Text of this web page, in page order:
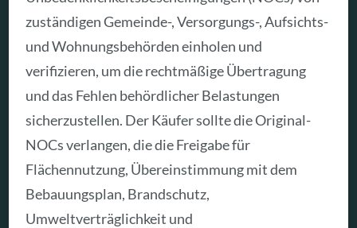
zuständigen Gemeinde-, Versorgungs-, Aufsichts-
und Wohnungsbehörden einholen und
verifizieren, um die rechtmäßige Übertragung
und das Fehlen behördlicher Belastungen
sicherzustellen. Der Käufer sollte die Original-
NOCs verlangen, die die Freigabe für
Flächennutzung, Übereinstimmung mit dem
Bebauungsplan, Brandschutz,
Umweltverträglichkeit und